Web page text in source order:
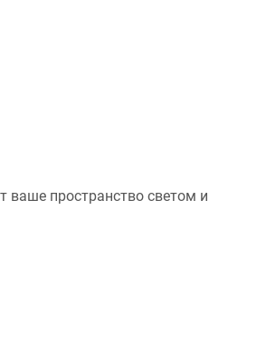
ваше пространство светом и